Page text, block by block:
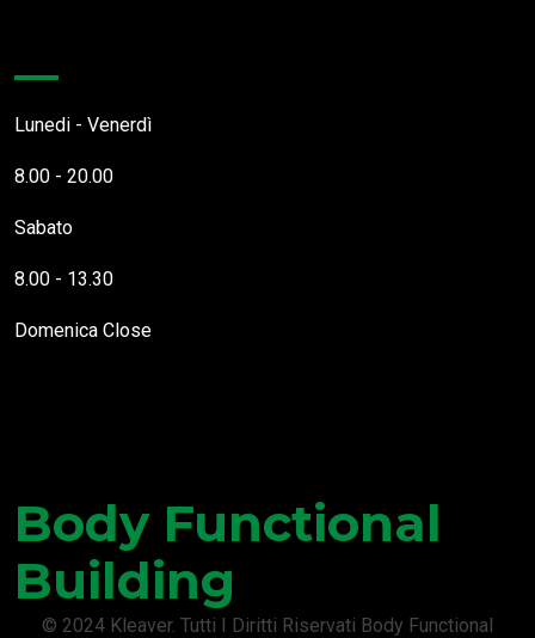
Lunedi - Venerdì
8.00 - 20.00
Sabato
8.00 - 13.30
Domenica Close
Body Functional
Building
© 2024 Kleaver. Tutti I Diritti Riservati Body Functional
come interagisci con esso, in modo da poterti offrire
un'esperienza utente migliorata e personalizzata (profilazione). É
possibile accettare le attività di profilazione tramite cookies di
terze parti solo previo rilascio del consenso. Per maggiori
informazioni leggere la cookie policy.
Puoi trovare altre informazioni riguardo a quali cookie usiamo sul